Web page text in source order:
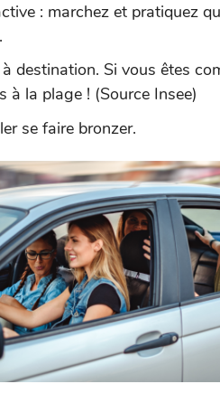
: marchez et pratiquez
.
destination. Si vous êtes
à la plage ! (Source Insee)
se faire bronzer.